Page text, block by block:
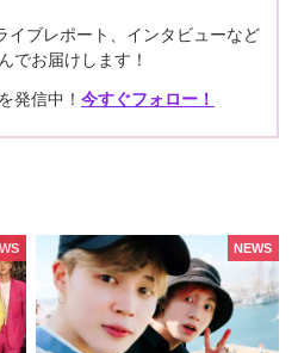
イブレポート、インタビューなど
でお届けします！
発信中！ 今すぐフォロー！
NEWS